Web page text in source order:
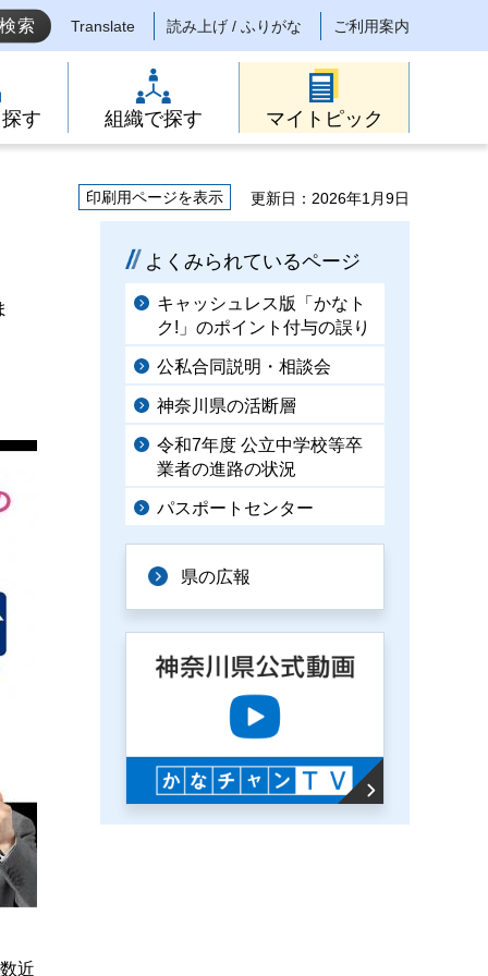
Translate 読み上げ / ふりがな ご利用案内
す 組織で探す マイトピック
印刷用ページを表示 更新日：2026年1月9日
近
よくみられているページ
キャッシュレス版「かなト
ク!」のポイント付与の誤り
公私合同説明・相談会
神奈川県の活断層
令和7年度 公立中学校等卒
業者の進路の状況
パスポートセンター
県の広報